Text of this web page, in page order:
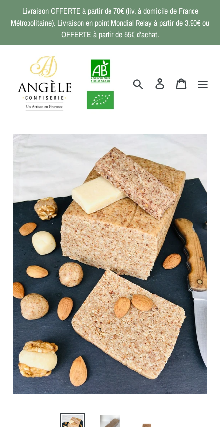
contenu
Livraison OFFERTE à partir de 70€ (liv. à domicile de France
Métropolitaine). Livraison en point Mondial Relay à partir de 3.90€ ou
OFFERTE à partir de 55€ d'achat.
RechercherSe connecter
Panier